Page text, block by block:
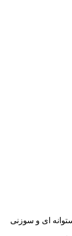
ای و سوزنی